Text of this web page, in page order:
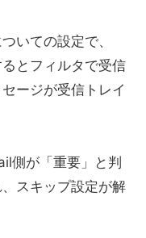
いての設定で、
るとフィルタで受信
ージが受信トレイ
側が「重要」と判
スキップ設定が解